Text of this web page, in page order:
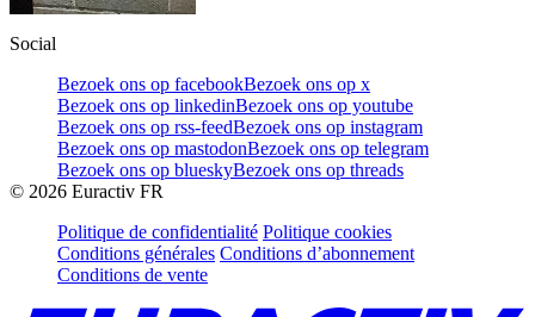
Social
Bezoek ons op facebookBezoek ons op x
Bezoek ons op linkedinBezoek ons op youtube
Bezoek ons op rss-feedBezoek ons op instagram
Bezoek ons op mastodonBezoek ons op telegram
Bezoek ons op blueskyBezoek ons op threads
© 2026 Euractiv FR
Politique de confidentialité Politique cookies
Conditions générales Conditions d’abonnement
Conditions de vente